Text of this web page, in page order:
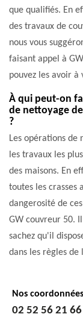
que qualifiés. En
des travaux de
nous vous
faisant appel à
pouvez les avoir à
À qui peut-on
de nettoyage
?
Les opérations de
les travaux les
des maisons. En
toutes les crasses
dangerosité de
GW couvreur 50.
sachez qu'il
dans les règles de
Nos coordonnées
02 52 56 21 66